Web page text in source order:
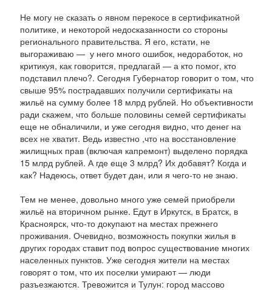
Не могу не сказать о явном перекосе в сертификатной
политике, и некоторой недосказанности со стороны
регионального правительства. Я его, кстати, не
выгораживаю — у него много ошибок, недоработок, но
критикуя, как говорится, предлагай — а кто помог, кто
подставил плечо?. Сегодня Губернатор говорит о том, что
свыше 95% пострадавших получили сертификаты на
жильё на сумму более 18 млрд рублей. Но объективности
ради скажем, что больше половины семей сертификаты
еще не обналичили, и уже сегодня видно, что денег на
всех не хватит. Ведь известно ,что на восстановление
жилищных прав (включая капремонт) выделено порядка
15 млрд рублей. А где еще 3 млрд? Их добавят? Когда и
как? Надеюсь, ответ будет дан, или я чего-то не знаю.
Тем не менее, довольно много уже семей приобрели
жильё на вторичном рынке. Едут в Иркутск, в Братск, в
Красноярск, что-то докупают на местах прежнего
проживания. Очевидно, возможность покупки жилья в
других городах ставит под вопрос существование многих
населенных пунктов. Уже сегодня жители на местах
говорят о том, что их поселки умирают — люди
разъезжаются. Тревожится и Тулун: город массово